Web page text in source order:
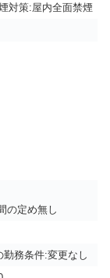
対策:屋内全面禁煙
の定め無し
勤務条件:変更なし